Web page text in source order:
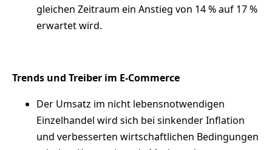
gleichen Zeitraum ein Anstieg von 14 % auf 17 %
erwartet wird.
Trends und Treiber im E-Commerce
Der Umsatz im nicht lebensnotwendigen
Einzelhandel wird sich bei sinkender Inflation
und verbesserten wirtschaftlichen Bedingungen